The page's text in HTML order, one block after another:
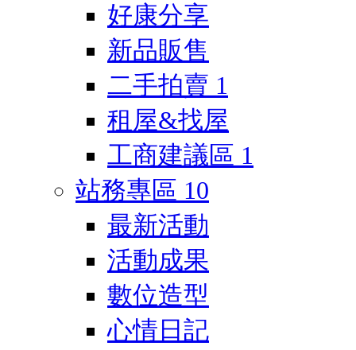
好康分享
新品販售
二手拍賣 1
租屋&找屋
工商建議區 1
站務專區 10
最新活動
活動成果
數位造型
心情日記